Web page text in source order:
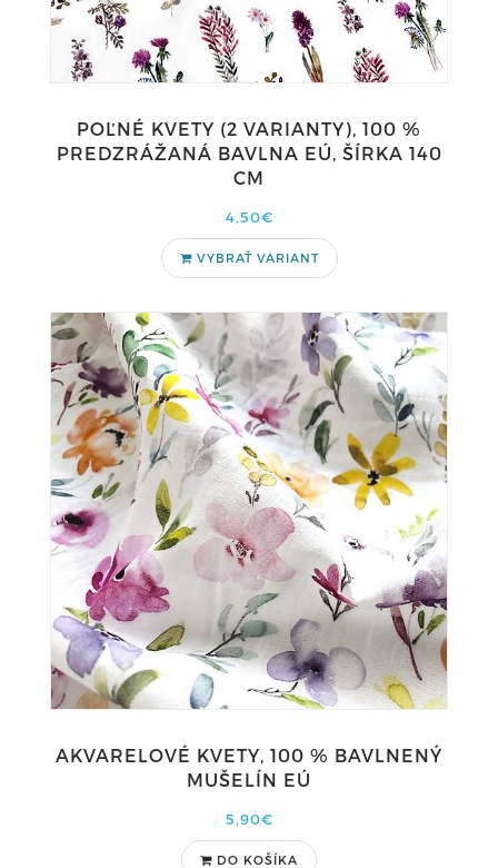
POĽNÉ KVETY (2 VARIANTY), 100 %
PREDZRÁŽANÁ BAVLNA EÚ, ŠÍRKA 140
CM
4,50€
VYBRAŤ VARIANT
AKVARELOVÉ KVETY, 100 % BAVLNENÝ
MUŠELÍN EÚ
5,90€
DO KOŠÍKA